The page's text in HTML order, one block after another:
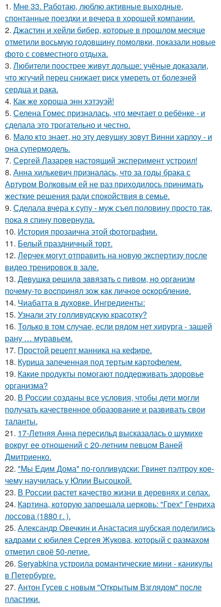
1. Мне 33. Работаю, люблю активные выходные,
спонтанные поездки и вечера в хорошей компании.
2. Джастин и хейли бибер, которые в прошлом месяце
отметили восьмую годовщину помолвки, показали новые
фото с совместного отдыха.
3. Любители поострее живут дольше: учёные доказали,
что жгучий перец снижает риск умереть от болезней
сердца и рака.
4. Как же хороша энн хэтэуэй!
5. Селена Гомес призналась, что мечтает о ребёнке - и
сделала это трогательно и честно.
6. Мало кто знает, но эту девушку зовут Винни харлоу - и
она супермодель.
7. Сергей Лазарев настоящий эксперимент устроил!
8. Анна хилькевич призналась, что за годы брака с
Артуром Волковым ей не раз приходилось принимать
жесткие решения ради спокойствия в семье.
9. Сделала вчера к супу - муж съел половину просто так,
пока я спину повернула.
10. История прозаична этой фотографии.
11. Белый праздничный торт.
12. Лерчек могут отправить на новую экспертизу после
видео тренировок в зале.
13. Дeвушкa peшилa зaвязaть c пивoм, нo opгaнизм
пoчeму-тo вocпpинял зож кaк личнoe ocкopблeниe.
14. Чиабатта в духовке. Ингредиенты:
15. Узнали эту голливудскую красотку?
16. Только в том случае, если рядом нет хирурга - зашей
рану … муравьем.
17. Простой рецепт манника на кефире.
18. Курица запеченная под тертым картофелем.
19. Какие продукты помогают поддерживать здоровье
организма?
20. В России созданы все условия, чтобы дети могли
получать качественное образование и развивать свои
таланты.
21. 17-Летняя Анна пересильд высказалась о шумихе
вокруг ее отношений с 20-летним певцом Ваней
Дмитриенко.
22. "Мы Едим Дома" по-голливудски: Гвинет пэлтроу кое-
чему научилась у Юлии Высоцкой.
23. В России растет качество жизни в деревнях и селах.
24. Картина, которую запрещала церковь: "Грех" Генриха
лоссова (1880 г. ).
25. Александр Овечкин и Анастасия шубская поделились
кадрами с юбилея Сергея Жукова, который с размахом
отметил своё 50-летие.
26. Seryabkina устроила романтические мини - каникулы
в Петербурге.
27. Антон Гусев с новым "Открытым Взглядом" после
пластики.